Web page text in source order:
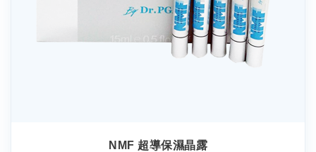
NMF 超導保濕晶露